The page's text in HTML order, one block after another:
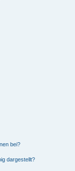
bei?
dargestellt?